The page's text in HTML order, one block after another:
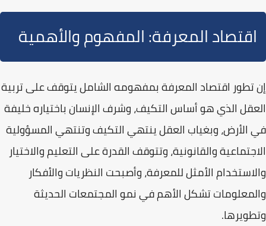
اقتصاد المعرفة: المفهوم والأهمية
إن تطور اقتصاد المعرفةبمفهومه الشامل يتوقف على تربية
العقل الذي هو أساس التكيف، وشرف الإنسان باختياره خليفة
في الأرض، وبغياب العقل ينتهي التكيف وتنتهي المسؤولية
الاجتماعية والقانونية، وتتوقف القدرة على التعليم والاختيار
والاستخدام الأمثل للمعرفة، وأصبحت النظريات والأفكار
والمعلومات تشكل الأهم في نمو المجتمعات الحديثة
وتطويرها.